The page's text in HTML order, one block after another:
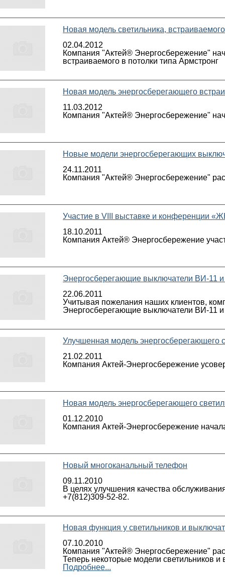
Новая модель светильника,
02.04.2012
Компания "Актей® Энергосбережение"
встраиваемого в потолки типа Армстронг
Новая модель энергосберегающего
11.03.2012
Компания "Актей® Энергосбережение"
Новые модели энергосберегающих
24.11.2011
Компания "Актей® Энергосбережение"
Участие в VIII выставке и конференции
18.10.2011
Компания Актей® Энергосбережение
Энергосберегающие выключатели ВИ-11
22.06.2011
Учитывая пожелания наших клиентов,
Энергосберегающие выключатели ВИ-11
Улучшенная модель энергосберегающего
21.02.2011
Компания Актей-Энергосбережение
Новая модель энергосберегающего
01.12.2010
Компания Актей-Энергосбережение
Новый многоканальный телефон
09.11.2010
В целях улучшения качества
+7(812)309-52-82.
Новая функция у светильников и
07.10.2010
Компания "Актей® Энергосбережение"
Теперь некоторые модели светильников
Подробнее...